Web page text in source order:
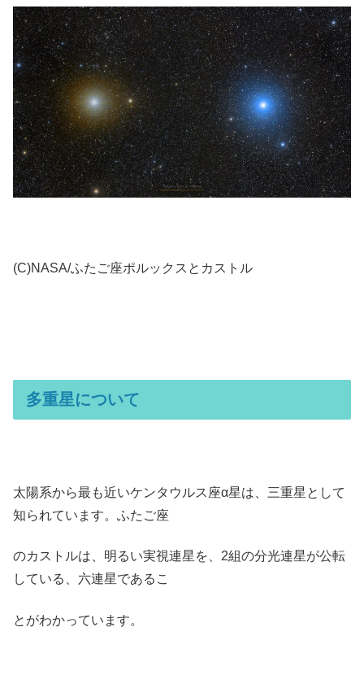
(C)NASA/ふたご座ポルックスとカストル
多重星について
太陽系から最も近いケンタウルス座α星は、三重星として
知られています。ふたご座
のカストルは、明るい実視連星を、2組の分光連星が公転
している、六連星であるこ
とがわかっています。